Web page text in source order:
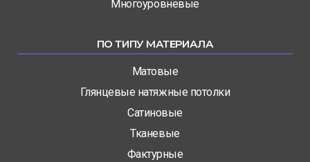
Многоуровневые
ПО ТИПУ МАТЕРИАЛА
Матовые
Глянцевые натяжные потолки
Сатиновые
Тканевые
Фактурные